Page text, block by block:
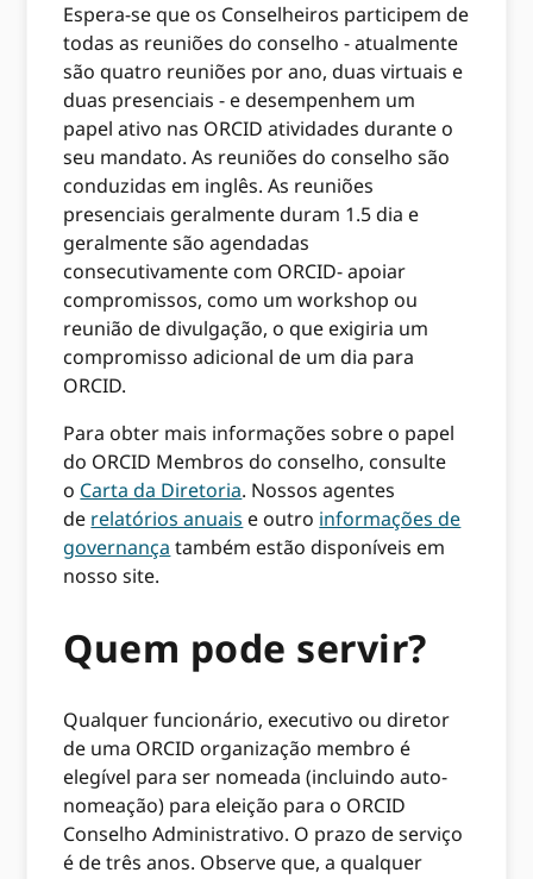
Espera-se que os Conselheiros participem de
todas as reuniões do conselho - atualmente
são quatro reuniões por ano, duas virtuais e
duas presenciais - e desempenhem um
papel ativo nas ORCID atividades durante o
seu mandato. As reuniões do conselho são
conduzidas em inglês. As reuniões
presenciais geralmente duram 1.5 dia e
geralmente são agendadas
consecutivamente com ORCID- apoiar
compromissos, como um workshop ou
reunião de divulgação, o que exigiria um
compromisso adicional de um dia para
ORCID.
Para obter mais informações sobre o papel
do ORCID Membros do conselho, consulte
o Carta da Diretoria. Nossos agentes
de relatórios anuais e outro informações de
governança também estão disponíveis em
nosso site.
Quem pode servir?
Qualquer funcionário, executivo ou diretor
de uma ORCID organização membro é
elegível para ser nomeada (incluindo auto-
nomeação) para eleição para o ORCID
Conselho Administrativo. O prazo de serviço
é de três anos. Observe que, a qualquer